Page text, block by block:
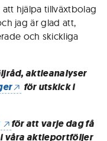
hjälpa tillväxtbolag
jag är glad att,
och skickliga
aktieanalyser
för utskick i
för att varje dag få
våra aktieportföljer